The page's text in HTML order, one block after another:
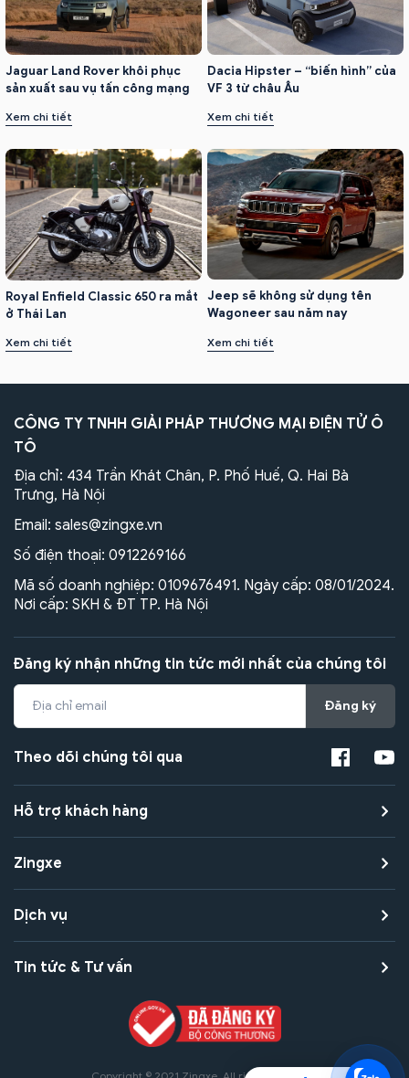
Jaguar Land Rover khôi phục
sản xuất sau vụ tấn công mạng
Xem chi tiết
Dacia Hipster – “biến hình” của
VF 3 từ châu Âu
Xem chi tiết
Royal Enfield Classic 650 ra mắt
ở Thái Lan
Xem chi tiết
Jeep sẽ không sử dụng tên
Wagoneer sau năm nay
Xem chi tiết
CÔNG TY TNHH GIẢI PHÁP THƯƠNG MẠI ĐIỆN TỬ Ô
TÔ
Địa chỉ: 434 Trần Khát Chân, P. Phố Huế, Q. Hai Bà
Trưng, Hà Nội
Email: sales@zingxe.vn
Số điện thoại: 0912269166
Mã số doanh nghiệp: 0109676491. Ngày cấp: 08/01/2024.
Nơi cấp: SKH & ĐT TP. Hà Nội
Đăng ký nhận những tin tức mới nhất của chúng tôi
Đăng ký
Theo dõi chúng tôi qua
Hỗ trợ khách hàng
Zingxe
Dịch vụ
Tin tức & Tư vấn